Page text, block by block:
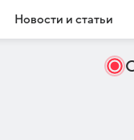
Новости и статьи